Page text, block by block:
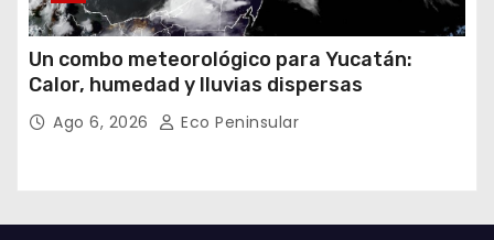
Un combo meteorológico para Yucatán:
Calor, humedad y lluvias dispersas
Ago 6, 2026 Eco Peninsular